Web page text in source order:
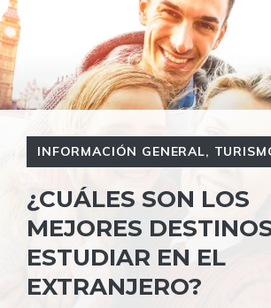
INFORMACIÓN GENERAL,
¿CUÁLES SON LOS
MEJORES
ESTUDIAR EN EL
EXTRANJERO?